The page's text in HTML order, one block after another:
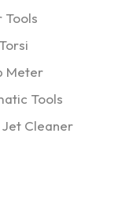
Tools
Meter
Tools
Jet Cleaner